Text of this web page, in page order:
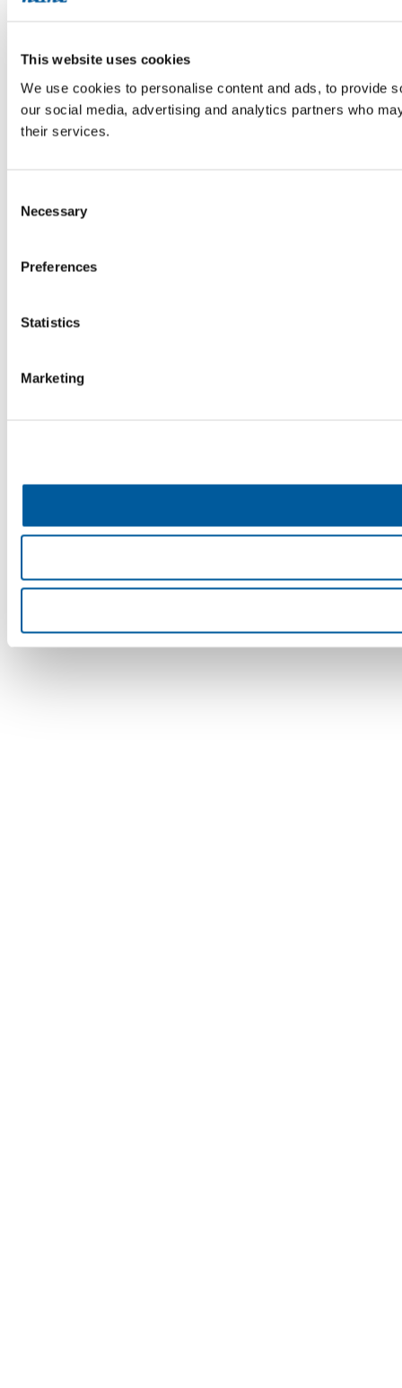
This website uses cookies
We use cookies to personalise content and ads, to provide
our social media, advertising and analytics partners who
their services.
Selection
Necessary
Preferences
Statistics
Marketing